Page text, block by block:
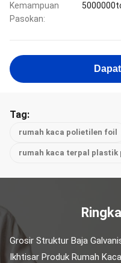
Kemampuan
Pasokan:
Tag:
rumah kaca polietilen foil
rumah kaca terpal plastik
Grosir Struktur Baja
Ikhtisar Produk Rumah